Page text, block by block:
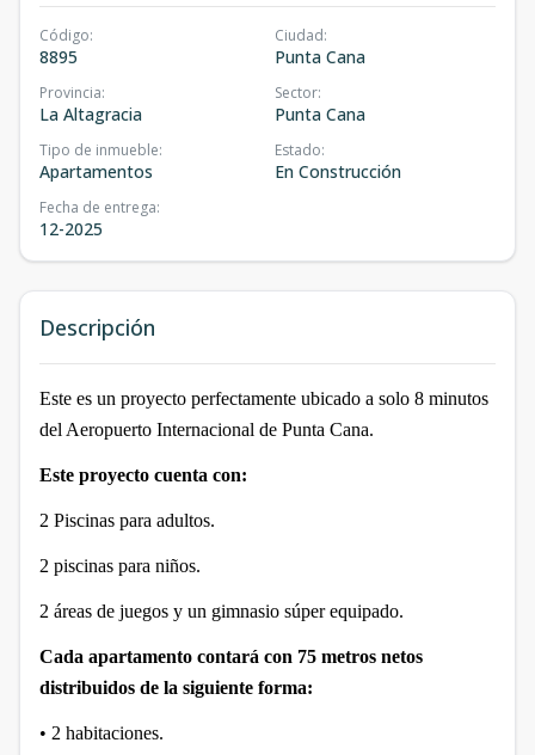
Código:
8895
Ciudad:
Punta Cana
Provincia:
La Altagracia
Sector:
Punta Cana
Tipo de inmueble:
Apartamentos
Estado:
En Construcción
Fecha de entrega:
12-2025
Descripción
Este es un proyecto perfectamente ubicado a solo 8 minutos
del Aeropuerto Internacional de Punta Cana.
Este proyecto cuenta con:
2 Piscinas para adultos.
2 piscinas para niños.
2 áreas de juegos y un gimnasio súper equipado.
Cada apartamento contará con 75 metros netos
distribuidos de la siguiente forma:
• 2 habitaciones.